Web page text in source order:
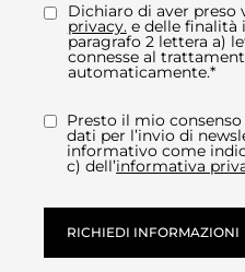
Dichiaro di aver preso
privacy.e delle finalità
paragrafo 2 lettera a)
connesse al
automaticamente.*
Presto il mio
dati per l’invio di
informativo come
c) dell’informativa
RICHIEDI INFORMAZIONI